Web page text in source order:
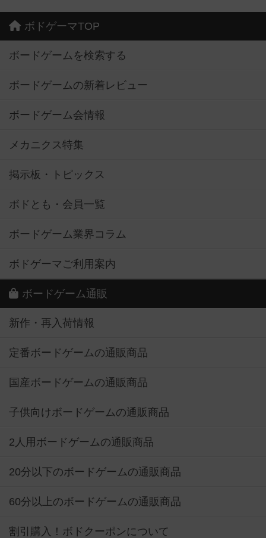
ボドゲーマTOP
ボードゲームを検索する
ボードゲームの新着レビュー
ボードゲーム会情報
メカニクス特集
掲示板・トピックス
ボドとも・会員一覧
ボードゲーム業界コラム
ボドゲーマご利用案内
ボードゲーム通販
新作・再入荷情報
定番ボードゲームの通販商品
国産ボードゲームの通販商品
子供向けボードゲームの通販商品
2人用ボードゲームの通販商品
20分以下のボードゲームの通販商品
60分以上のボードゲームの通販商品
割引購入！ボドクーポンについて